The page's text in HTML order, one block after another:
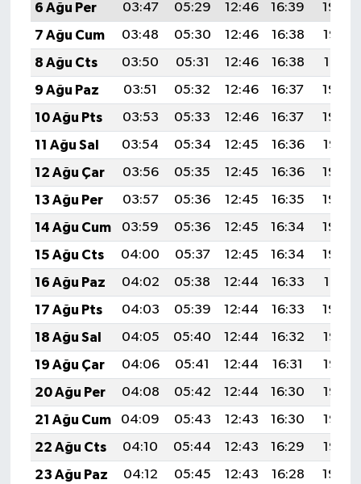
6 Ağu Per
03:47 05:29 12:46 16:39
19:54
7 Ağu Cum
03:48 05:30 12:46 16:38
19:52
8 Ağu Cts
03:50 05:31 12:46 16:38
19:51
9 Ağu Paz
03:51 05:32 12:46 16:37
19:50
10 Ağu Pts
03:53 05:33 12:46 16:37
19:49
11 Ağu Sal
03:54 05:34 12:45 16:36
19:47
12 Ağu Çar
03:56 05:35 12:45 16:36
19:46
13 Ağu Per
03:57 05:36 12:45 16:35
19:45
14 Ağu Cum
03:59 05:36 12:45 16:34
19:43
15 Ağu Cts
04:00 05:37 12:45 16:34
19:42
16 Ağu Paz
04:02 05:38 12:44 16:33
19:41
17 Ağu Pts
04:03 05:39 12:44 16:33
19:39
18 Ağu Sal
04:05 05:40 12:44 16:32
19:38
19 Ağu Çar
04:06 05:41 12:44 16:31
19:36
20 Ağu Per
04:08 05:42 12:44 16:30
19:35
21 Ağu Cum
04:09 05:43 12:43 16:30
19:33
22 Ağu Cts
04:10 05:44 12:43 16:29
19:32
23 Ağu Paz
04:12 05:45 12:43 16:28
19:30